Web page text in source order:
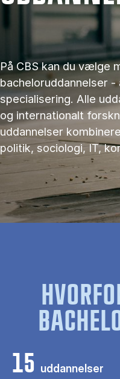
På CBS kan du vælge
bacheloruddannelser -
specialisering. Alle
og internationalt
uddannelser
politik, sociologi, IT,
15 uddannelser